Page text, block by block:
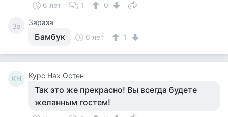
6 лет 1 0
За Зараза
Бамбук 6 лет 1
КН Курс Нах Остен
Так это же прекрасно! Вы всегда будете
желанным гостем!